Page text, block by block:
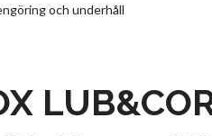
och underhåll